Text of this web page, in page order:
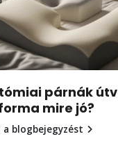
párnák
mire jó?
a blogbejegyzést